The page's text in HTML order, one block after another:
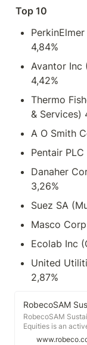
Top 10
4,84%
Avantor Inc
4,42%
Thermo
& Services)
A O Smith
Pentair
Danaher
3,26%
Suez SA
Masco
Ecolab Inc
United
2,87%
RobecoSAM
Equities is an
fund that invests